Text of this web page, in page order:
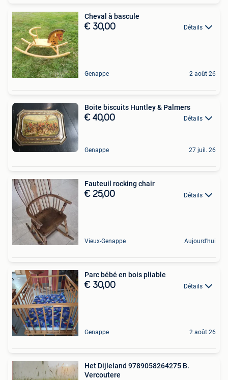
Cheval à bascule
€ 30,00 Détails
Genappe 2 août 26
Boite biscuits Huntley & Palmers
€ 40,00 Détails
Genappe 27 juil. 26
Fauteuil rocking chair
€ 25,00 Détails
Vieux-Genappe Aujourd'hui
Parc bébé en bois pliable
€ 30,00 Détails
Genappe 2 août 26
Het Dijleland 9789058264275 B.
Vercoutere